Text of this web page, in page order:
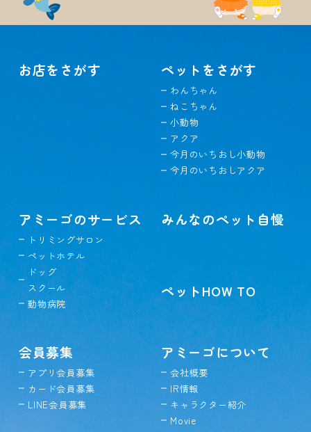
お店をさがす ペットをさがす
わんちゃん
ねこちゃん
小動物
アクア
今月のいちおし小動物
今月のいちおしアクア
アミーゴのサービス
トリミングサロン
ペットホテル
ドッグ
スクール
動物病院
みんなのペット自慢
ペットHOW TO
会員募集
アプリ会員募集
カード会員募集
LINE会員募集
アミーゴについて
会社概要
IR情報
キャラクター紹介
Movie